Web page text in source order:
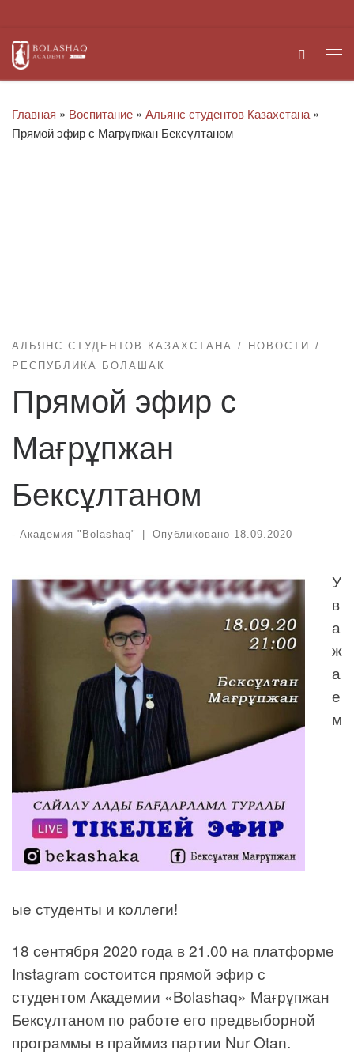
Search
Главная » Воспитание » Альянс студентов Казахстана »
Прямой эфир с Мағрұпжан Бексұлтаном
АЛЬЯНС СТУДЕНТОВ КАЗАХСТАНА
НОВОСТИ
РЕСПУБЛИКА БОЛАШАК
Прямой эфир с
Мағрұпжан
Бексұлтаном
- Академия "Bolashaq" Опубликовано 18.09.2020
У
в
а
ж
а
е
м
ые студенты и коллеги!
18 сентября 2020 года в 21.00 на платформе
Instagram состоится прямой эфир с
студентом Академии «Bolashaq» Мағрұпжан
Бексұлтаном по работе его предвыборной
программы в праймиз партии Nur Otan.